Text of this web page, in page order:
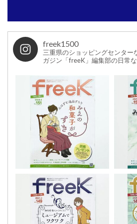
freek1500
三重県のショッピングセンター
ガジン「freeK」編集部の日常